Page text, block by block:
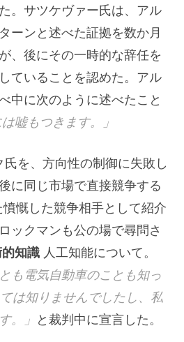
。サツケヴァー氏は、アル
ーンと述べた証拠を数か月
、後にその一時的な辞任を
ていることを認めた。アル
中に次のように述べたこと
嘘もつきます。」
を、方向性の制御に失敗し
に同じ市場で直接競争する
慨した競争相手として紹介
ックマンも公の場で尋問さ
知識 人工知能について。
も電気自動車のことも知っ
は知りませんでしたし、私
。」 と裁判中に宣言した。